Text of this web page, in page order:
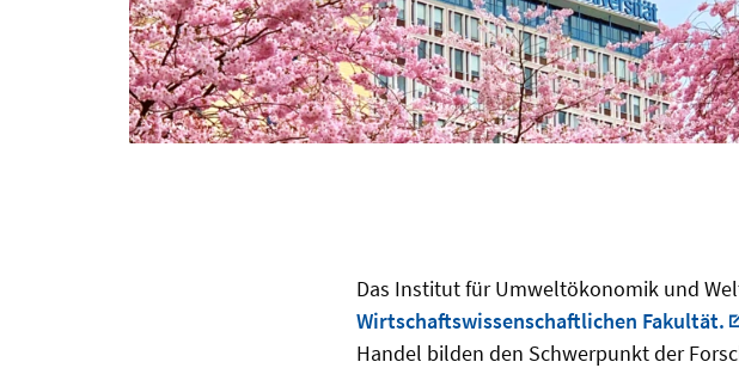
Das Institut für Umweltökonomik und
Wirtschaftswissenschaftlichen Fakultät.
Handel bilden den Schwerpunkt der